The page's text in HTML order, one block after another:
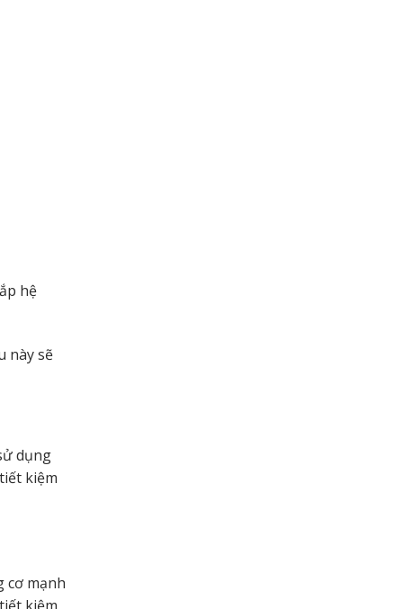
hệ
này sẽ
dụng
kiệm
cơ mạnh